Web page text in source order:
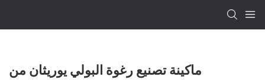
ماكينة تصنيع رغوة البولي يوريثان من